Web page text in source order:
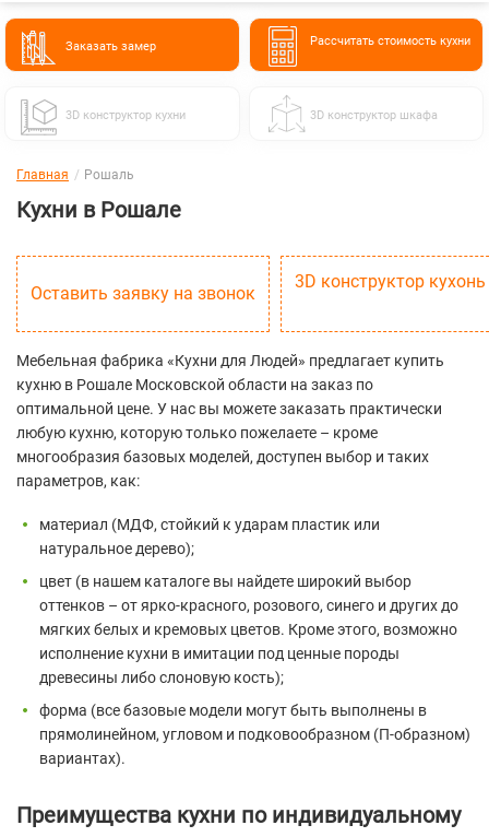
Заказать замер Расcчитать стоимость кухни
3D конструктор кухни 3D конструктор шкафа
Главная Рошаль
Кухни в Рошале
Оставить заявку на звонок
3D конструктор кухонь
Мебельная фабрика «Кухни для Людей» предлагает купить
кухню в Рошале Московской области на заказ по
оптимальной цене. У нас вы можете заказать практически
любую кухню, которую только пожелаете – кроме
многообразия базовых моделей, доступен выбор и таких
параметров, как:
материал (МДФ, стойкий к ударам пластик или
натуральное дерево);
цвет (в нашем каталоге вы найдете широкий выбор
оттенков – от ярко-красного, розового, синего и других до
мягких белых и кремовых цветов. Кроме этого, возможно
исполнение кухни в имитации под ценные породы
древесины либо слоновую кость);
форма (все базовые модели могут быть выполнены в
прямолинейном, угловом и подковообразном (П-образном)
вариантах).
Преимущества кухни по индивидуальному